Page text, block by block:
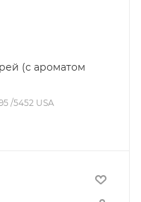
(с ароматом
/5452 USA